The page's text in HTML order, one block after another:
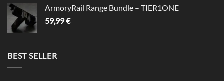
ArmoryRail Range Bundle – TIER1ONE
59,99€
BEST SELLER